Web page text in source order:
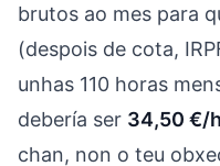
brutos ao mes para
(despois de cota,
unhas 110 horas
debería ser 34,50 €/
chan, non o teu